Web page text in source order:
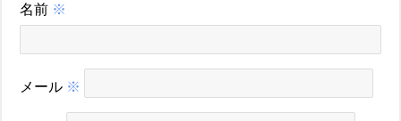
名前 ※
メール ※